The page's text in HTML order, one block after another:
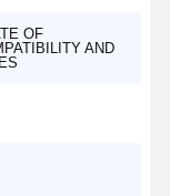
OF
AND